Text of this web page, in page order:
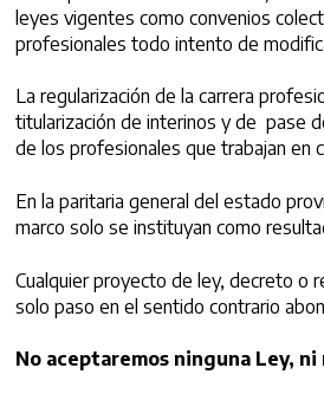
leyes vigentes como convenios
profesionales todo intento de
La regularización de la carrera
titularización de interinos y de pase
de los profesionales que trabajan en
En la paritaria general del estado
marco solo se instituyan como
Cualquier proyecto de ley, decreto o
solo paso en el sentido contrario
No aceptaremos ninguna Ley,